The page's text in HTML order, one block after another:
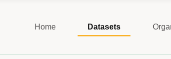
Home Datasets